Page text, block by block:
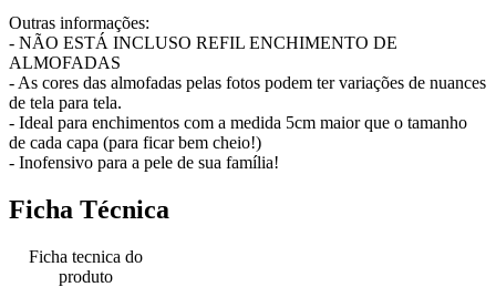
Outras informações:
- NÃO ESTÁ INCLUSO REFIL ENCHIMENTO DE
ALMOFADAS
- As cores das almofadas pelas fotos podem ter variações de nuances
de tela para tela.
- Ideal para enchimentos com a medida 5cm maior que o tamanho
de cada capa (para ficar bem cheio!)
- Inofensivo para a pele de sua família!
Ficha Técnica
Ficha tecnica do
produto